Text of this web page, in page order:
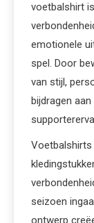
voetbalshirt
emotionele
spel. Door
van stijl,
bijdragen
Voetbalshirts
seizoen
ontwerp